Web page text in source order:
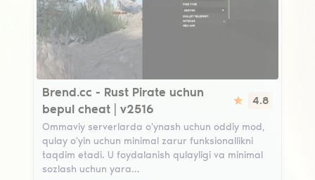
Brend.cc
Brend.cc - Rust Pirate uchun
bepul cheat | v2516
4.8
Ommaviy serverlarda o'ynash uchun oddiy mod,
qulay o'yin uchun minimal zarur funksionallikni
taqdim etadi. U foydalanish qulayligi va minimal
sozlash uchun yara…